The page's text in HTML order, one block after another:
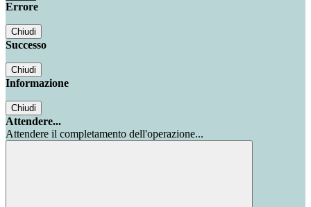
Errore
Chiudi
Successo
Chiudi
Informazione
Chiudi
Attendere...
Attendere il completamento dell'operazione...